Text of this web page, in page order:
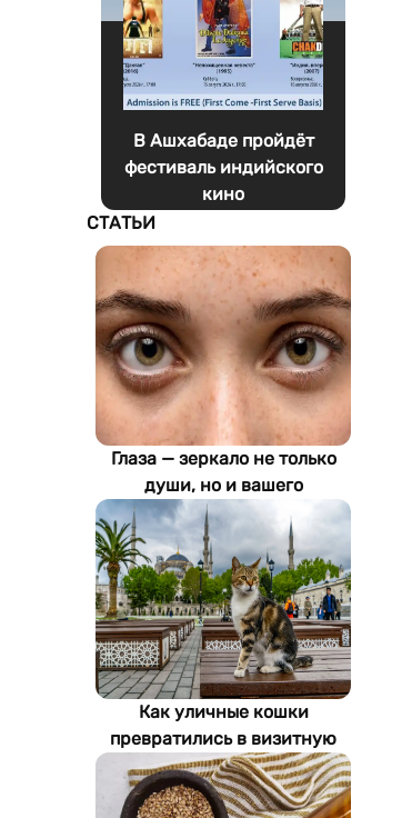
В Ашхабаде пройдёт
фестиваль индийского
кино
СТАТЬИ
Глаза — зеркало не только
души, но и вашего
здоровья: как ИИ находит
болезни по фотографии
Как уличные кошки
превратились в визитную
карточку Стамбула